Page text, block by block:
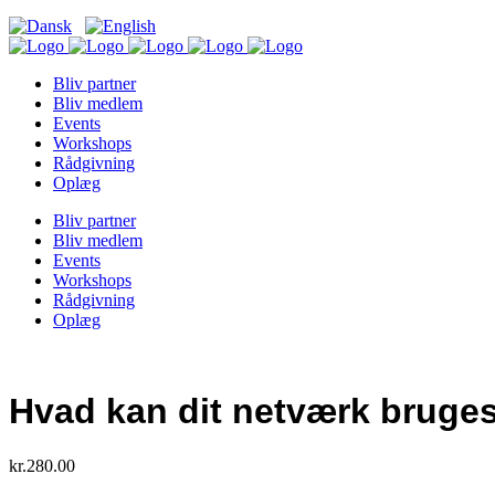
Bliv partner
Bliv medlem
Events
Workshops
Rådgivning
Oplæg
Bliv partner
Bliv medlem
Events
Workshops
Rådgivning
Oplæg
Hvad kan dit netværk
kr.280.00